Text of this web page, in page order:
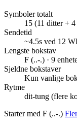
Symboler totalt
15 (11 ditter +
Sendetid
~4.5s ved 12
Lengste bokstav
F (..-.) · 9
Sjeldne bokstaver
Kun vanlige
Rytme
dit-tung (flere
Starter med F (..-.)